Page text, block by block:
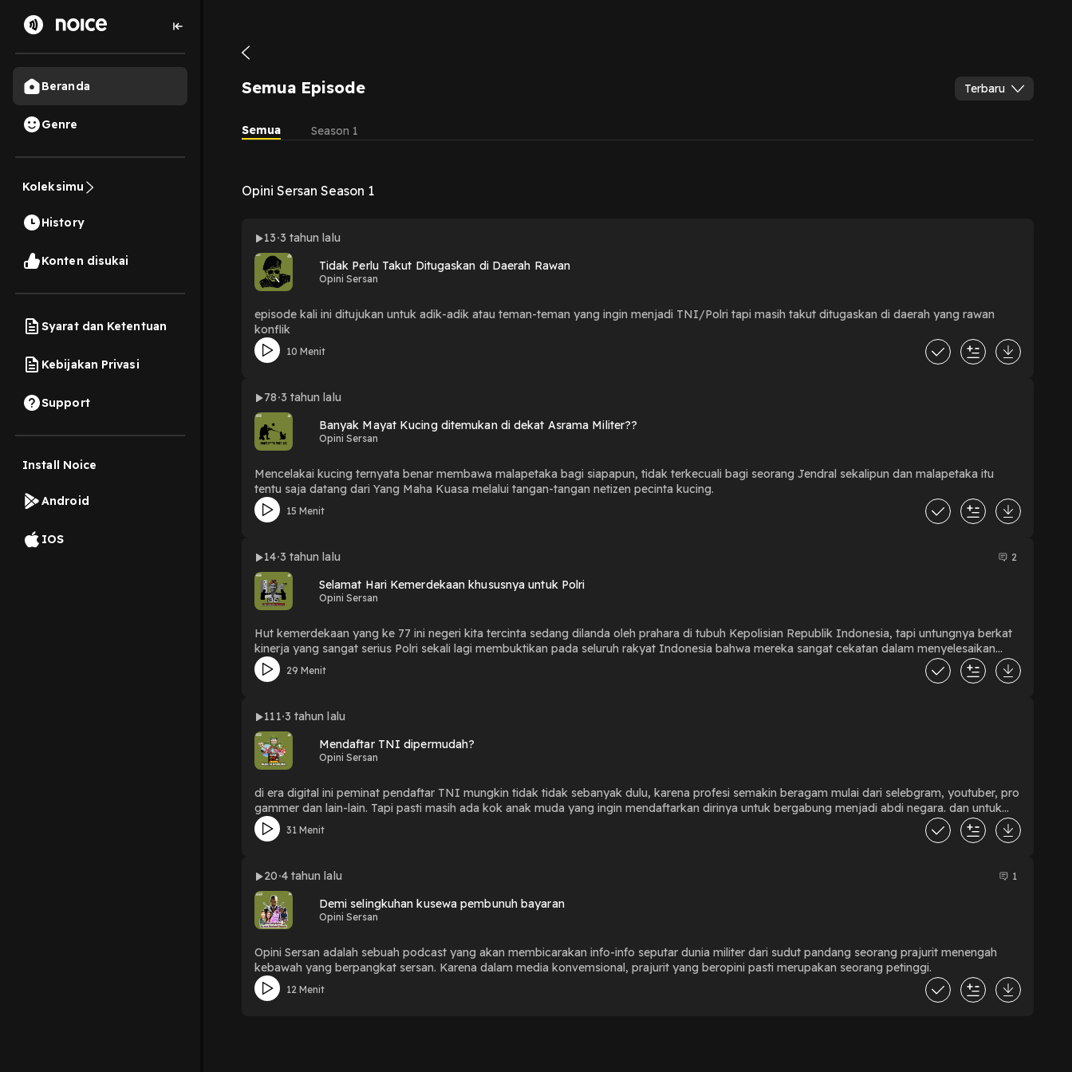
Beranda
Genre
Koleksimu
History
Konten disukai
Syarat dan Ketentuan
Kebijakan Privasi
Support
Install Noice
Android
IOS
Semua Episode Terbaru
Semua Season 1
Opini Sersan Season 1
13 3 tahun lalu
Tidak Perlu Takut Ditugaskan di Daerah Rawan
Opini Sersan
episode kali ini ditujukan untuk adik-adik atau teman-teman yang ingin menjadi TNI/Polri tapi masih takut ditugaskan di daerah yang rawan
konflik
10 Menit
78 3 tahun lalu
Banyak Mayat Kucing ditemukan di dekat Asrama Militer??
Opini Sersan
Mencelakai kucing ternyata benar membawa malapetaka bagi siapapun, tidak terkecuali bagi seorang Jendral sekalipun dan malapetaka itu
tentu saja datang dari Yang Maha Kuasa melalui tangan-tangan netizen pecinta kucing.
15 Menit
14 3 tahun lalu 2
Selamat Hari Kemerdekaan khususnya untuk Polri
Opini Sersan
Hut kemerdekaan yang ke 77 ini negeri kita tercinta sedang dilanda oleh prahara di tubuh Kepolisian Republik Indonesia, tapi untungnya berkat
kinerja yang sangat serius Polri sekali lagi membuktikan pada seluruh rakyat Indonesia bahwa mereka sangat cekatan dalam menyelesaikan
masalah alhasil Kepolisian Republik Indonesia berhasil menyingkirkan duri dalam daging
29 Menit
111 3 tahun lalu
Mendaftar TNI dipermudah?
Opini Sersan
di era digital ini peminat pendaftar TNI mungkin tidak tidak sebanyak dulu, karena profesi semakin beragam mulai dari selebgram, youtuber, pro
gammer dan lain-lain. Tapi pasti masih ada kok anak muda yang ingin mendaftarkan dirinya untuk bergabung menjadi abdi negara. dan untuk
kalian yang berminat mendaftarkan diri menjadi TNI wajib nih dengerin episode ini untuk menambah wawasan.
31 Menit
20 4 tahun lalu 1
Demi selingkuhan kusewa pembunuh bayaran
Opini Sersan
Opini Sersan adalah sebuah podcast yang akan membicarakan info-info seputar dunia militer dari sudut pandang seorang prajurit menengah
kebawah yang berpangkat sersan. Karena dalam media konvemsional, prajurit yang beropini pasti merupakan seorang petinggi.
12 Menit